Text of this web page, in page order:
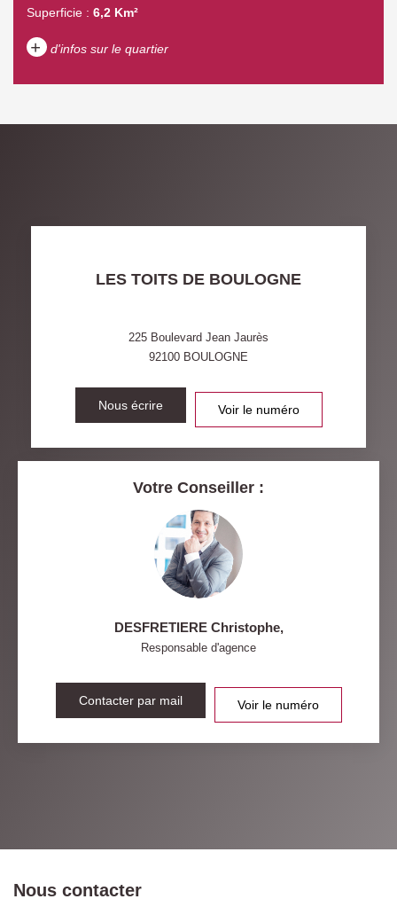
Superficie : 6,2 Km²
+ d'infos sur le quartier
VOITURE
RÉSULTATS DES LYCÉES ECOLES ET CRÈCHES
RESTAURANTS ET CAFÉS COMMERCES
MÉDECINS
LES TOITS DE BOULOGNE
225 Boulevard Jean Jaurès
92100 BOULOGNE
Nous écrire Voir le numéro
Votre Conseiller :
DESFRETIERE Christophe,
Responsable d'agence
Contacter par mail Voir le numéro
Nous contacter